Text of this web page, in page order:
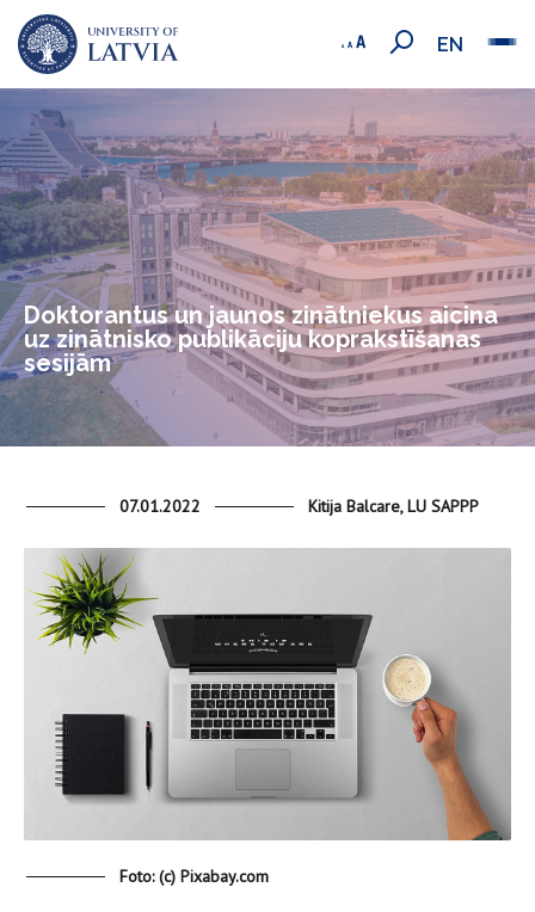
EN
Doktorantus un jaunos zinātniekus aicina
uz zinātnisko publikāciju koprakstīšanas
sesijām
07.01.2022 Kitija Balcare, LU SAPPP
Foto: (c) Pixabay.com